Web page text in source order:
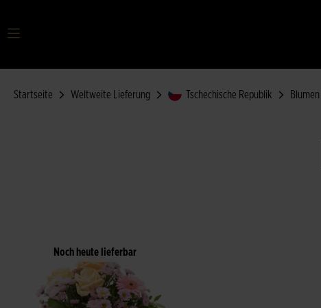
Startseite Weltweite Lieferung Tschechische Republik Blumen
Noch heute lieferbar